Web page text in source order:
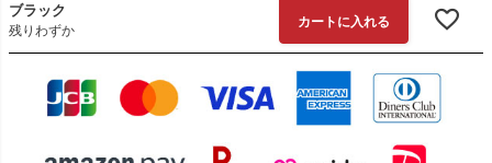
ブラック
残りわずか
カートに入れる